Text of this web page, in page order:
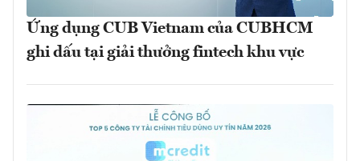
Ứng dụng CUB Vietnam của CUBHCM
ghi dấu tại giải thưởng fintech khu vực